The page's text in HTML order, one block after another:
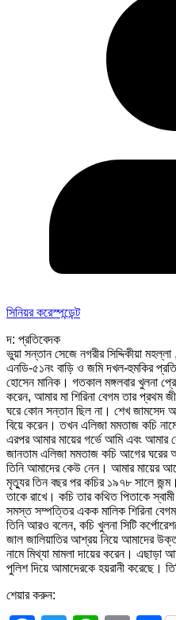
সিনিয়র করেস্পন্ডেন্ট
দ: প্রতিবেদক
ভুয়া সন্তান সেজে নগরীর সিদ্দিকীয়া
এনডি-৫১নং বাড়ি ও জমি দখল-হুমকির
হোসেন মানিক। গতকাল মঙ্গলবার খুলনা
করেন, আমার মা শিরিনা বেগম তার প্রথম
ঘরে কোন সন্তান ছিল না। শেখ জামসেদ
বিয়ে করেন। তখন এলিজা মমতাজ কচি
এরপর আমার মায়ের গর্ভে আমি এবং আমার
জানতাম এলিজা মমতাজ কচি আগের ঘরের
তিনি আমাদের কেউ নেন। আমার মায়ের
মৃত্যুর তিন বছর পর কচির ১৯৭৮ সালে
তাকে রাখে। কচি তার কথিত পিতাকে
সমস্ত সম্পত্তির একক মালিক শিরিনা
তিনি আরও বলেন, কচি খুলনা সিটি
জাল জালিয়াতির আশ্রয় নিয়ে আমাদের
নামে মিথ্যা মামলা দায়ের করেন। এছাড়া
পুলিশ দিয়ে আমাদেরকে হয়রানী করেছে।
শেয়ার করুন: